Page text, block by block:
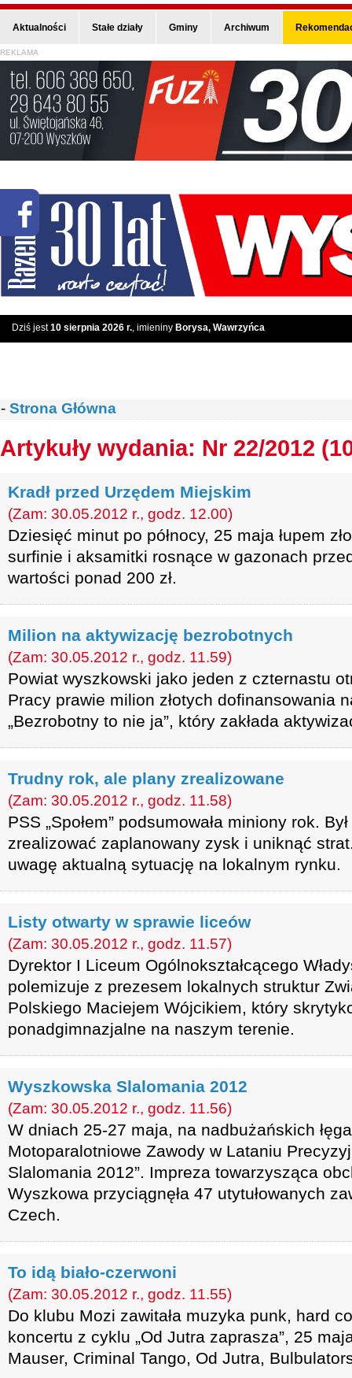
Aktualności Stałe działy Gminy Archiwum
REKLAMA
Dziś jest10 sierpnia 2026 r., imieniny Borysa, Wawrzyńca
- Strona Główna
Artykuły wydania: Nr 22/2012
Kradł przed Urzędem Miejskim
(Zam: 30.05.2012 r., godz. 12.00)
Dziesięć minut po północy, 25 maja łupem
surfinie i aksamitki rosnące w gazonach
wartości ponad 200 zł.
Milion na aktywizację bezrobotnych
(Zam: 30.05.2012 r., godz. 11.59)
Powiat wyszkowski jako jeden z czternastu
Pracy prawie milion złotych dofinansowania
„Bezrobotny to nie ja”, który zakłada
Trudny rok, ale plany zrealizowane
(Zam: 30.05.2012 r., godz. 11.58)
PSS „Społem” podsumowała miniony rok.
zrealizować zaplanowany zysk i uniknąć
uwagę aktualną sytuację na lokalnym rynku.
Listy otwarty w sprawie liceów
(Zam: 30.05.2012 r., godz. 11.57)
Dyrektor I Liceum Ogólnokształcącego
polemizuje z prezesem lokalnych struktur
Polskiego Maciejem Wójcikiem, który
ponadgimnazjalne na naszym terenie.
Wyszkowska Slalomania 2012
(Zam: 30.05.2012 r., godz. 11.56)
W dniach 25-27 maja, na nadbużańskich
Motoparalotniowe Zawody w Lataniu
Slalomania 2012”. Impreza towarzysząca
Wyszkowa przyciągnęła 47 utytułowanych
Czech.
To idą biało-czerwoni
(Zam: 30.05.2012 r., godz. 11.55)
Do klubu Mozi zawitała muzyka punk, hard
koncertu z cyklu „Od Jutra zaprasza”, 25
Mauser, Criminal Tango, Od Jutra,